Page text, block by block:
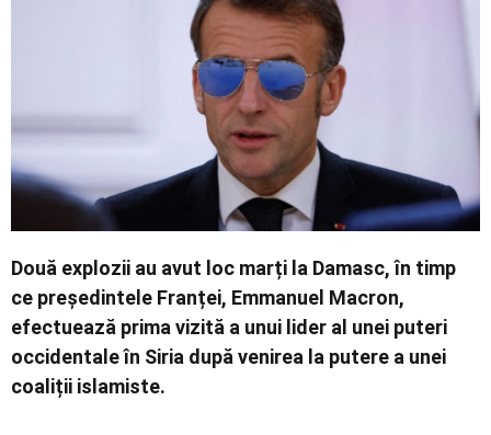
Două explozii au avut loc marți la Damasc, în timp
ce președintele Franței, Emmanuel Macron,
efectuează prima vizită a unui lider al unei puteri
occidentale în Siria după venirea la putere a unei
coaliții islamiste.